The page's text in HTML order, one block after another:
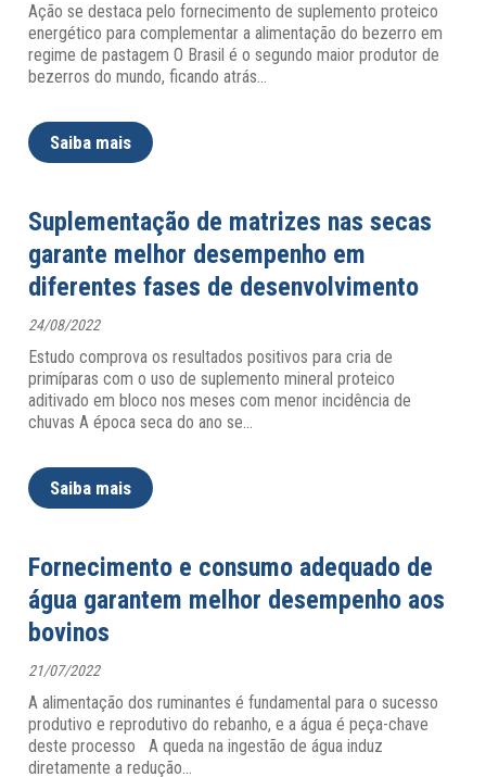
Ação se destaca pelo fornecimento de suplemento proteico
energético para complementar a alimentação do bezerro em
regime de pastagem O Brasil é o segundo maior produtor de
bezerros do mundo, ficando atrás…
Saiba mais
Suplementação de matrizes nas secas
garante melhor desempenho em
diferentes fases de desenvolvimento
24/08/2022
Estudo comprova os resultados positivos para cria de
primíparas com o uso de suplemento mineral proteico
aditivado em bloco nos meses com menor incidência de
chuvas A época seca do ano se…
Saiba mais
Fornecimento e consumo adequado de
água garantem melhor desempenho aos
bovinos
21/07/2022
A alimentação dos ruminantes é fundamental para o sucesso
produtivo e reprodutivo do rebanho, e a água é peça-chave
deste processo A queda na ingestão de água induz
diretamente a redução…